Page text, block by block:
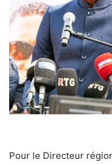
Pour le Directeur